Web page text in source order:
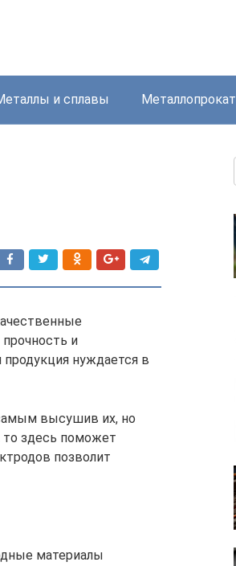
и сплавы Металлопрокат
и
нуждается в
высушив их, но
то здесь поможет
позволит
материалы